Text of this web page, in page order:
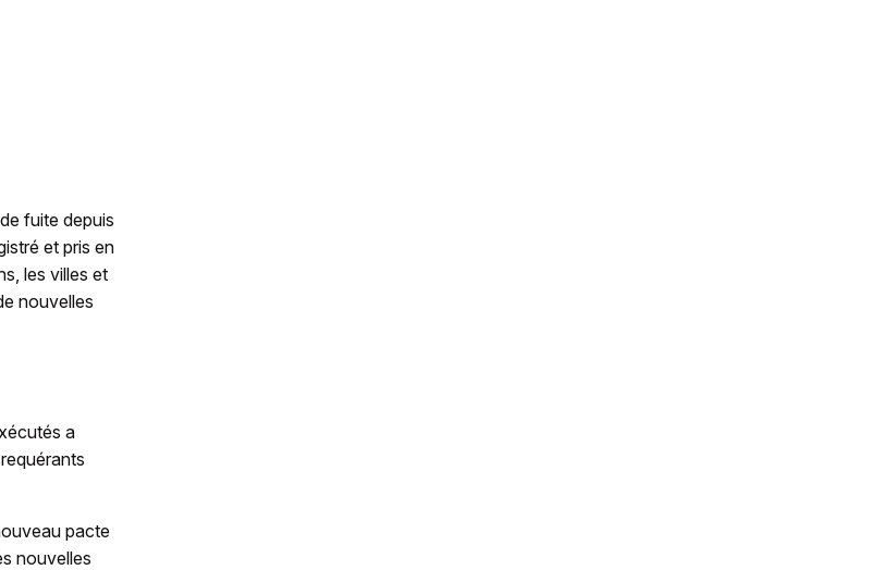
fuite depuis
et pris en
les villes et
nouvelles
a
pacte
nouvelles